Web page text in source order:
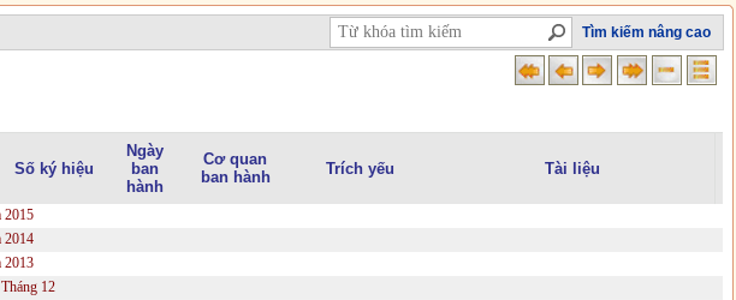
Tìm kiếm nâng cao
Số ký hiệu
Ngày
ban
hành
Cơ quan
ban hành
Trích yếu Tài liệu
2015
2014
2013
Tháng 12